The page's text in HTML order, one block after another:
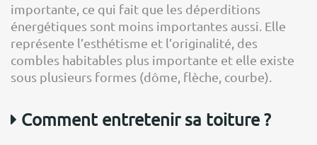
importante, ce qui fait que les déperditions
énergétiques sont moins importantes aussi. Elle
représente l’esthétisme et l’originalité, des
combles habitables plus importante et elle existe
sous plusieurs formes (dôme, flèche, courbe).
Comment entretenir sa toiture ?